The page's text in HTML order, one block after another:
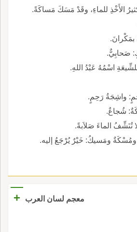
الأَخْذِ للماءِ، وقَدْ مَسَكَ مَساكَةً.
بمَكْرانَ.
صَحابِيٌّ.
اسْمُهُ عَبْدُ اللهِ.
واشِجَةُ رَحِمٍ.
شُجاعٌ.
الماءَ صَلاَبةً.
ومَسيكُ: خَيْرٌ يُرْجَعُ إليه.
معجم لسان العرب +